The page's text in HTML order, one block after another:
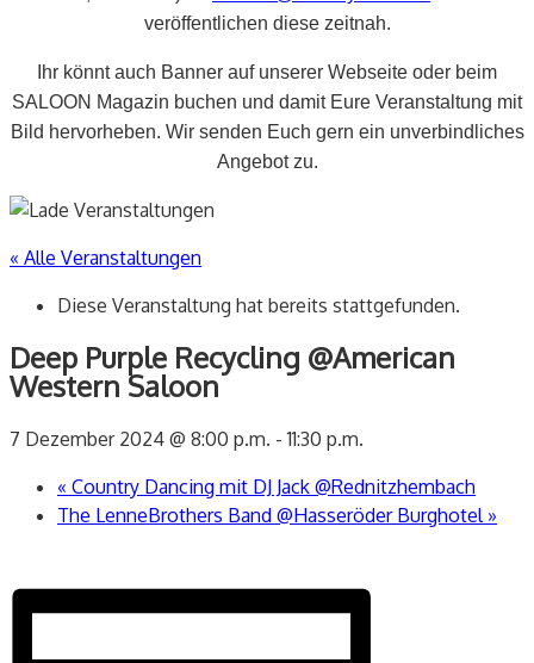
veröffentlichen diese zeitnah.
Ihr könnt auch Banner auf unserer Webseite oder beim
SALOON Magazin buchen und damit Eure Veranstaltung mit
Bild hervorheben. Wir senden Euch gern ein unverbindliches
Angebot zu.
« Alle Veranstaltungen
Diese Veranstaltung hat bereits stattgefunden.
Deep Purple Recycling @American
Western Saloon
7 Dezember 2024 @ 8:00 p.m. -11:30 p.m.
« Country Dancing mit DJ Jack @Rednitzhembach
The LenneBrothers Band @Hasseröder Burghotel »